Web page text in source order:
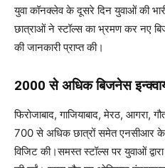
युवा कॉनक्लेव के दूसरे दिन युवाओं की
छात्राओं ने स्टॉल्स का भ्रमण कर नए
की जानकारी प्राप्त की।
2000 से अधिक बिजनेस
फिरोजाबाद, गाजियाबाद, मेरठ, आगरा,
700 से अधिक छात्रों समेत एनसीआर के
विजिट की।समस्त स्टॉल्स पर युवाओं